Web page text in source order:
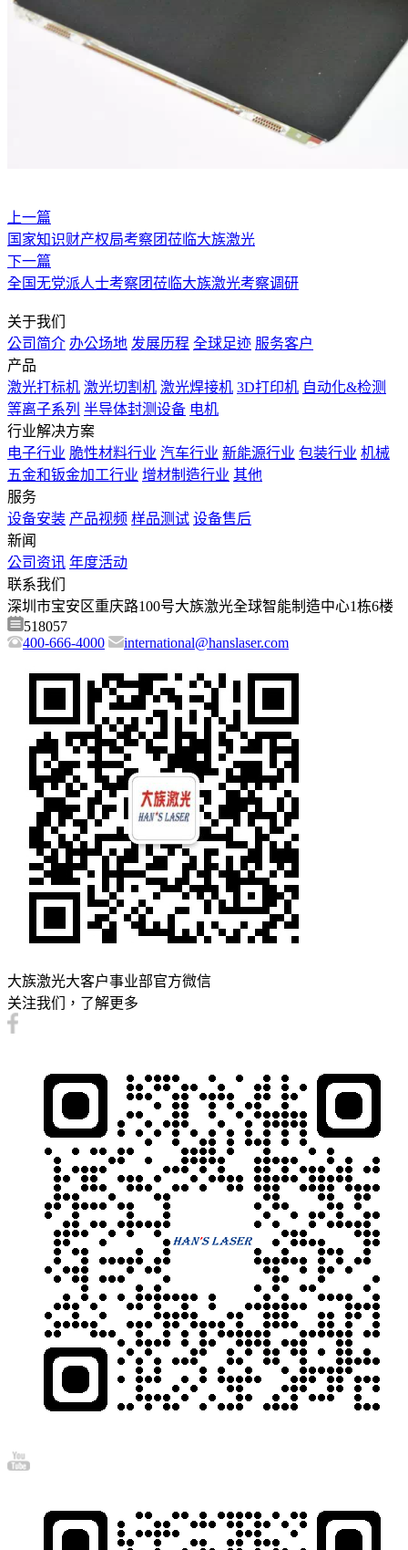
上一篇
国家知识财产权局考察团莅临大族激光
下一篇
全国无党派人士考察团莅临大族激光考察调研
关于我们
公司简介 办公场地 发展历程 全球足迹 服务客户
产品
激光打标机 激光切割机 激光焊接机 3D打印机 自动化&检测
等离子系列 半导体封测设备 电机
行业解决方案
电子行业 脆性材料行业 汽车行业 新能源行业 包装行业 机械
五金和钣金加工行业 增材制造行业 其他
服务
设备安装 产品视频 样品测试 设备售后
新闻
公司资讯 年度活动
联系我们
深圳市宝安区重庆路100号大族激光全球智能制造中心1栋6楼
518057
400-666-4000
international@hanslaser.com
大族激光大客户事业部官方微信
关注我们，了解更多